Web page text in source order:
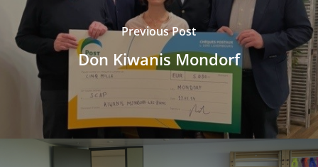
Previous Post
Don Kiwanis Mondorf